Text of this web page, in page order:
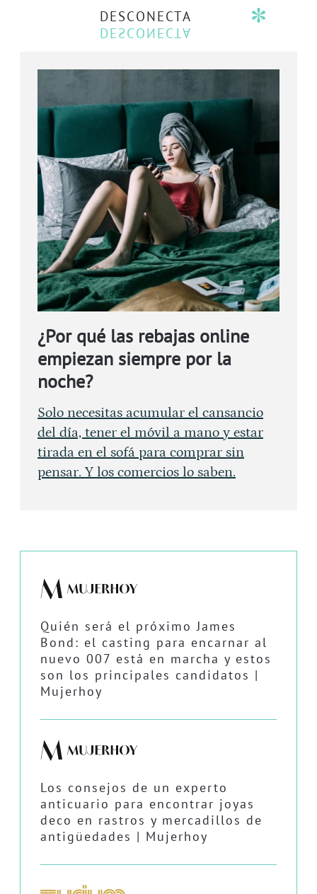
DESCONECTA
¿Por qué las rebajas online
empiezan siempre por la
noche?
Solo necesitas acumular el cansancio
del día, tener el móvil a mano y estar
tirada en el sofá para comprar sin
pensar. Y los comercios lo saben.
Quién será el próximo James
Bond: el casting para encarnar al
nuevo 007 está en marcha y estos
son los principales candidatos |
Mujerhoy
Los consejos de un experto
anticuario para encontrar joyas
deco en rastros y mercadillos de
antigüedades | Mujerhoy